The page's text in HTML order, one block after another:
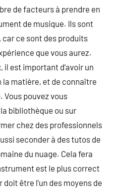
de facteurs à prendre en
de musique. Ils sont
ce sont des produits
que vous aurez.
il est important d’avoir un
matière, et de connaître
Vous pouvez vous
bibliothèque ou sur
chez des professionnels
seconder à des tutos de
du nuage. Cela fera
est le plus correct
être l’un des moyens de